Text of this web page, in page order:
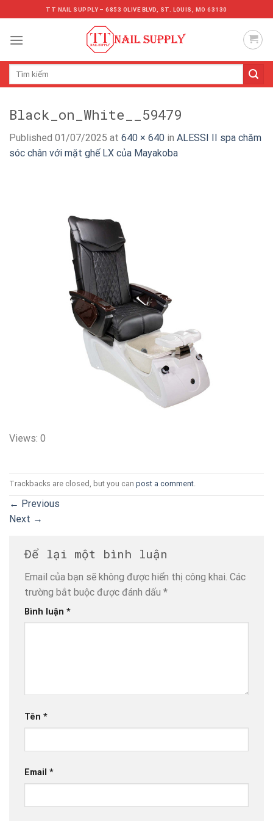
to
content
TT NAIL SUPPLY – 6853 OLIVE BLVD, ST. LOUIS, MO 63130
Tìm
Black_on_White__59479
Published 01/07/2025 at 640 × 640 in ALESSI II spa chăm
sóc chân với mặt ghế LX của Mayakoba
Views: 0
Trackbacks are closed, but you can post a comment.
← Previous
Next →
Để lại một bình luận
Email của bạn sẽ không được hiển thị công khai. Các
trường bắt buộc được đánh dấu *
Bình luận *
Tên *
Email *